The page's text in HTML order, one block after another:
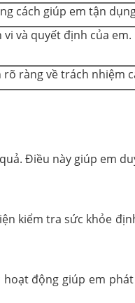
cách giúp em tận
và quyết định của em.
ràng về trách nhiệm
Điều này giúp em
kiểm tra sức khỏe
động giúp em